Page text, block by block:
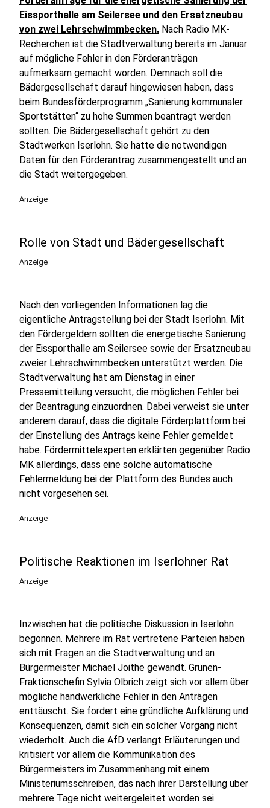
Eissporthalle am Seilersee und den Ersatzneubau
von zwei Lehrschwimmbecken. Nach Radio MK-
Recherchen ist die Stadtverwaltung bereits im Januar
auf mögliche Fehler in den Förderanträgen
aufmerksam gemacht worden. Demnach soll die
Bädergesellschaft darauf hingewiesen haben, dass
beim Bundesförderprogramm „Sanierung kommunaler
Sportstätten“ zu hohe Summen beantragt werden
sollten. Die Bädergesellschaft gehört zu den
Stadtwerken Iserlohn. Sie hatte die notwendigen
Daten für den Förderantrag zusammengestellt und an
die Stadt weitergegeben.
Anzeige
Rolle von Stadt und Bädergesellschaft
Anzeige
Nach den vorliegenden Informationen lag die
eigentliche Antragstellung bei der Stadt Iserlohn. Mit
den Fördergeldern sollten die energetische Sanierung
der Eissporthalle am Seilersee sowie der Ersatzneubau
zweier Lehrschwimmbecken unterstützt werden. Die
Stadtverwaltung hat am Dienstag in einer
Pressemitteilung versucht, die möglichen Fehler bei
der Beantragung einzuordnen. Dabei verweist sie unter
anderem darauf, dass die digitale Förderplattform bei
der Einstellung des Antrags keine Fehler gemeldet
habe. Fördermittelexperten erklärten gegenüber Radio
MK allerdings, dass eine solche automatische
Fehlermeldung bei der Plattform des Bundes auch
nicht vorgesehen sei.
Anzeige
Politische Reaktionen im Iserlohner Rat
Anzeige
Inzwischen hat die politische Diskussion in Iserlohn
begonnen. Mehrere im Rat vertretene Parteien haben
sich mit Fragen an die Stadtverwaltung und an
Bürgermeister Michael Joithe gewandt. Grünen-
Fraktionschefin Sylvia Olbrich zeigt sich vor allem über
mögliche handwerkliche Fehler in den Anträgen
enttäuscht. Sie fordert eine gründliche Aufklärung und
Konsequenzen, damit sich ein solcher Vorgang nicht
wiederholt. Auch die AfD verlangt Erläuterungen und
kritisiert vor allem die Kommunikation des
Bürgermeisters im Zusammenhang mit einem
Ministeriumsschreiben, das nach ihrer Darstellung über
mehrere Tage nicht weitergeleitet worden sei.